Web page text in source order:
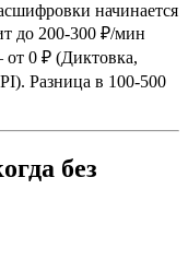
начинается
до 200-300 ₽/мин
0 ₽ (Диктовка,
Разница в 100-500
без